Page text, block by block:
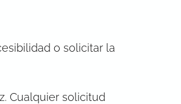
o solicitar la
Cualquier solicitud